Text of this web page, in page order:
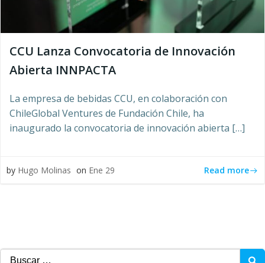
CCU Lanza Convocatoria de Innovación
Abierta INNPACTA
La empresa de bebidas CCU, en colaboración con
ChileGlobal Ventures de Fundación Chile, ha
inaugurado la convocatoria de innovación abierta […]
by Hugo Molinas on Ene 29 Read more
Buscar: